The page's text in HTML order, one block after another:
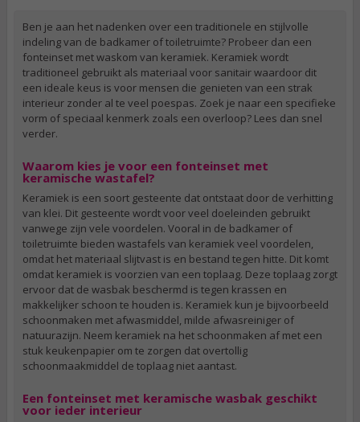
Ben je aan het nadenken over een traditionele en stijlvolle
indeling van de badkamer of toiletruimte? Probeer dan een
fonteinset met waskom van keramiek. Keramiek wordt
traditioneel gebruikt als materiaal voor sanitair waardoor dit
een ideale keus is voor mensen die genieten van een strak
interieur zonder al te veel poespas. Zoek je naar een specifieke
vorm of speciaal kenmerk zoals een overloop? Lees dan snel
verder.
Waarom kies je voor een fonteinset met
keramische wastafel?
Keramiek is een soort gesteente dat ontstaat door de verhitting
van klei. Dit gesteente wordt voor veel doeleinden gebruikt
vanwege zijn vele voordelen. Vooral in de badkamer of
toiletruimte bieden wastafels van keramiek veel voordelen,
omdat het materiaal slijtvast is en bestand tegen hitte. Dit komt
omdat keramiek is voorzien van een toplaag. Deze toplaag zorgt
ervoor dat de wasbak beschermd is tegen krassen en
makkelijker schoon te houden is. Keramiek kun je bijvoorbeeld
schoonmaken met afwasmiddel, milde afwasreiniger of
natuurazijn. Neem keramiek na het schoonmaken af met een
stuk keukenpapier om te zorgen dat overtollig
schoonmaakmiddel de toplaag niet aantast.
Een fonteinset met keramische wasbak geschikt
voor ieder interieur